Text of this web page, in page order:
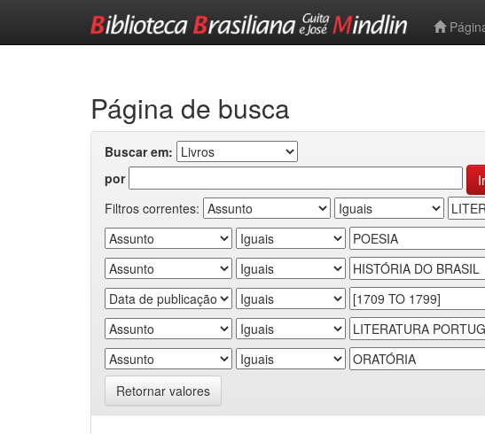
Página de busca
Buscar em:
por
Filtros correntes:
Retornar valores